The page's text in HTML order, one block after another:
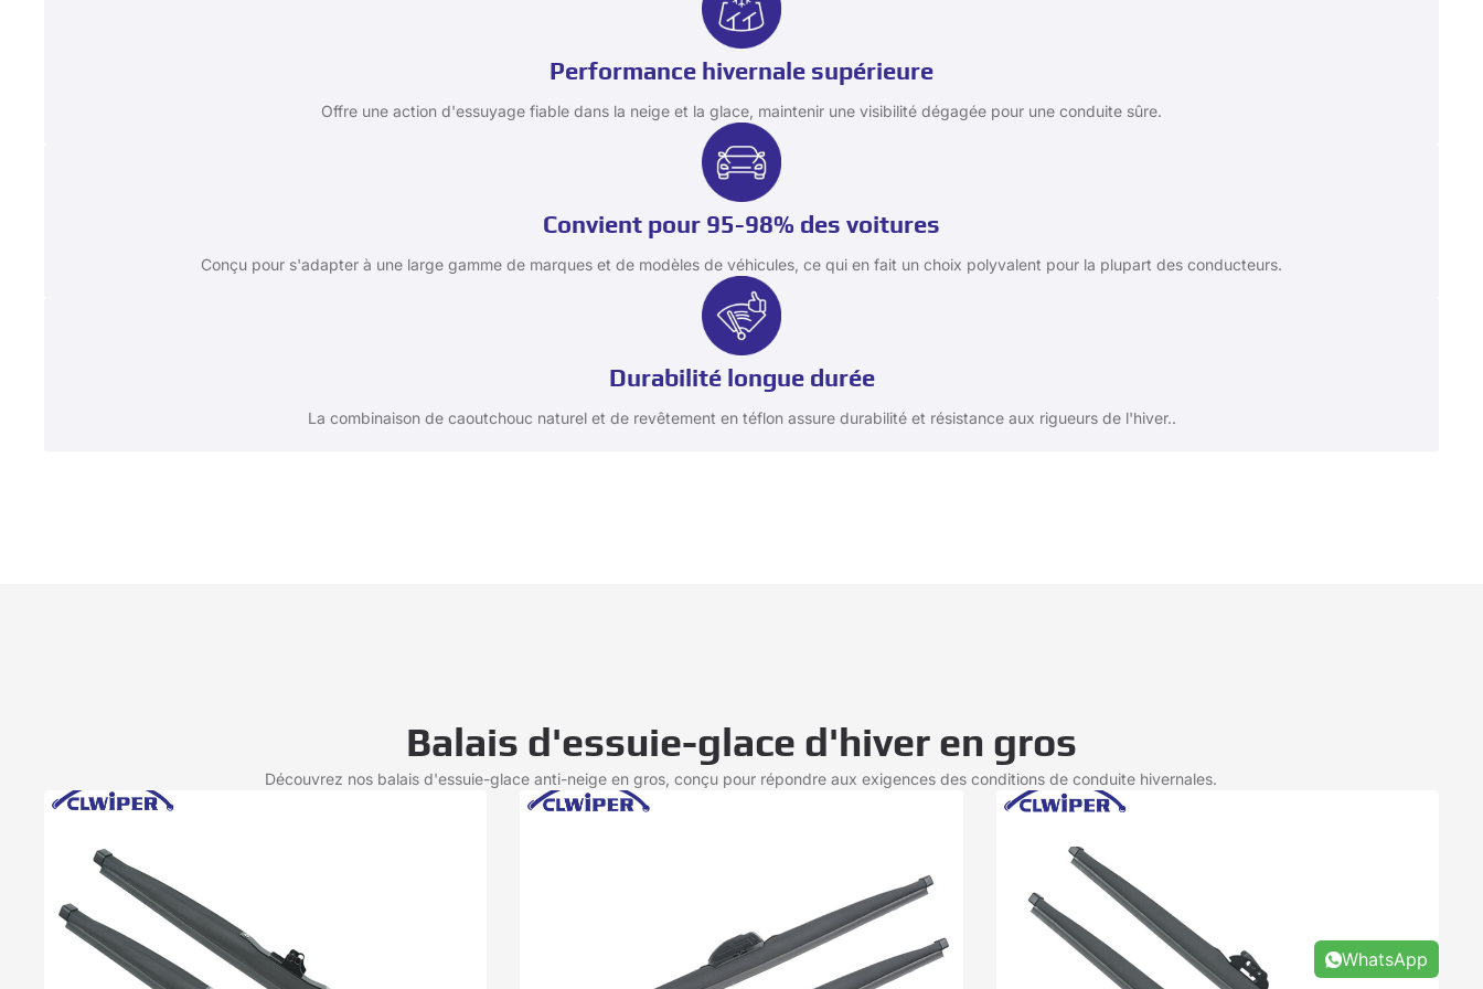
Performance hivernale supérieure
Offre une action d'essuyage fiable dans la neige et la glace, maintenir une visibilité dégagée pour une conduite sûre.
Convient pour 95-98% des voitures
Conçu pour s'adapter à une large gamme de marques et de modèles de véhicules, ce qui en fait un choix polyvalent pour la plupart des conducteurs.
Durabilité longue durée
La combinaison de caoutchouc naturel et de revêtement en téflon assure durabilité et résistance aux rigueurs de l'hiver..
Balais d'essuie-glace d'hiver en gros
Découvrez nos balais d'essuie-glace anti-neige en gros, conçu pour répondre aux exigences des conditions de conduite hivernales.
WhatsApp